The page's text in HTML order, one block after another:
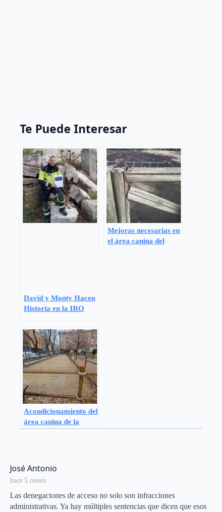
Te Puede Interesar
David y Monty Hacen
Historia en la IRO
Escombros
Mejoras necesarias en
el área canina del
Acondicionamiento del
área canina de la
José Antonio
hace 5 meses
Las denegaciones de acceso no solo son infracciones
administrativas. Ya hay múltiples sentencias que dicen que esos